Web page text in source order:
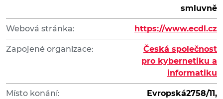
smluvně
Webová stránka: https://www.ecdl.cz
Zapojené organizace:
Česká společnost
pro kybernetiku a
informatiku
Místo konání:
Evropská2758/11,